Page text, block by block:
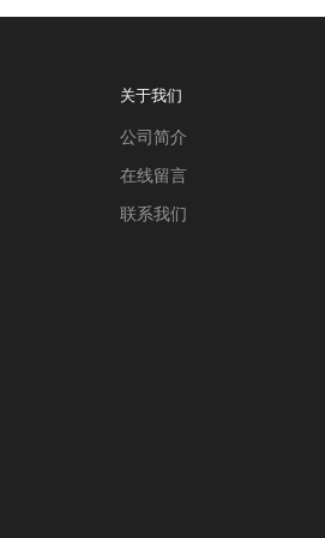
关于我们
公司简介
在线留言
联系我们